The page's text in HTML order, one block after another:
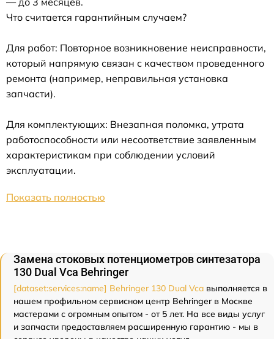
Что считается гарантийным случаем?
Для работ: Повторное возникновение неисправности,
который напрямую связан с качеством проведенного
ремонта (например, неправильная установка
запчасти).
Для комплектующих: Внезапная поломка, утрата
работоспособности или несоответствие заявленным
характеристикам при соблюдении условий
эксплуатации.
Показать полностью
Замена стоковых потенциометров синтезатора
130 Dual Vca Behringer
[dataset:services:name] Behringer 130 Dual Vca выполняется в
нашем профильном сервисном центр Behringer в Москве
мастерами с огромным опытом - от 5 лет. На все виды услуг
и запчасти предоставляем расширенную гарантию - мы в